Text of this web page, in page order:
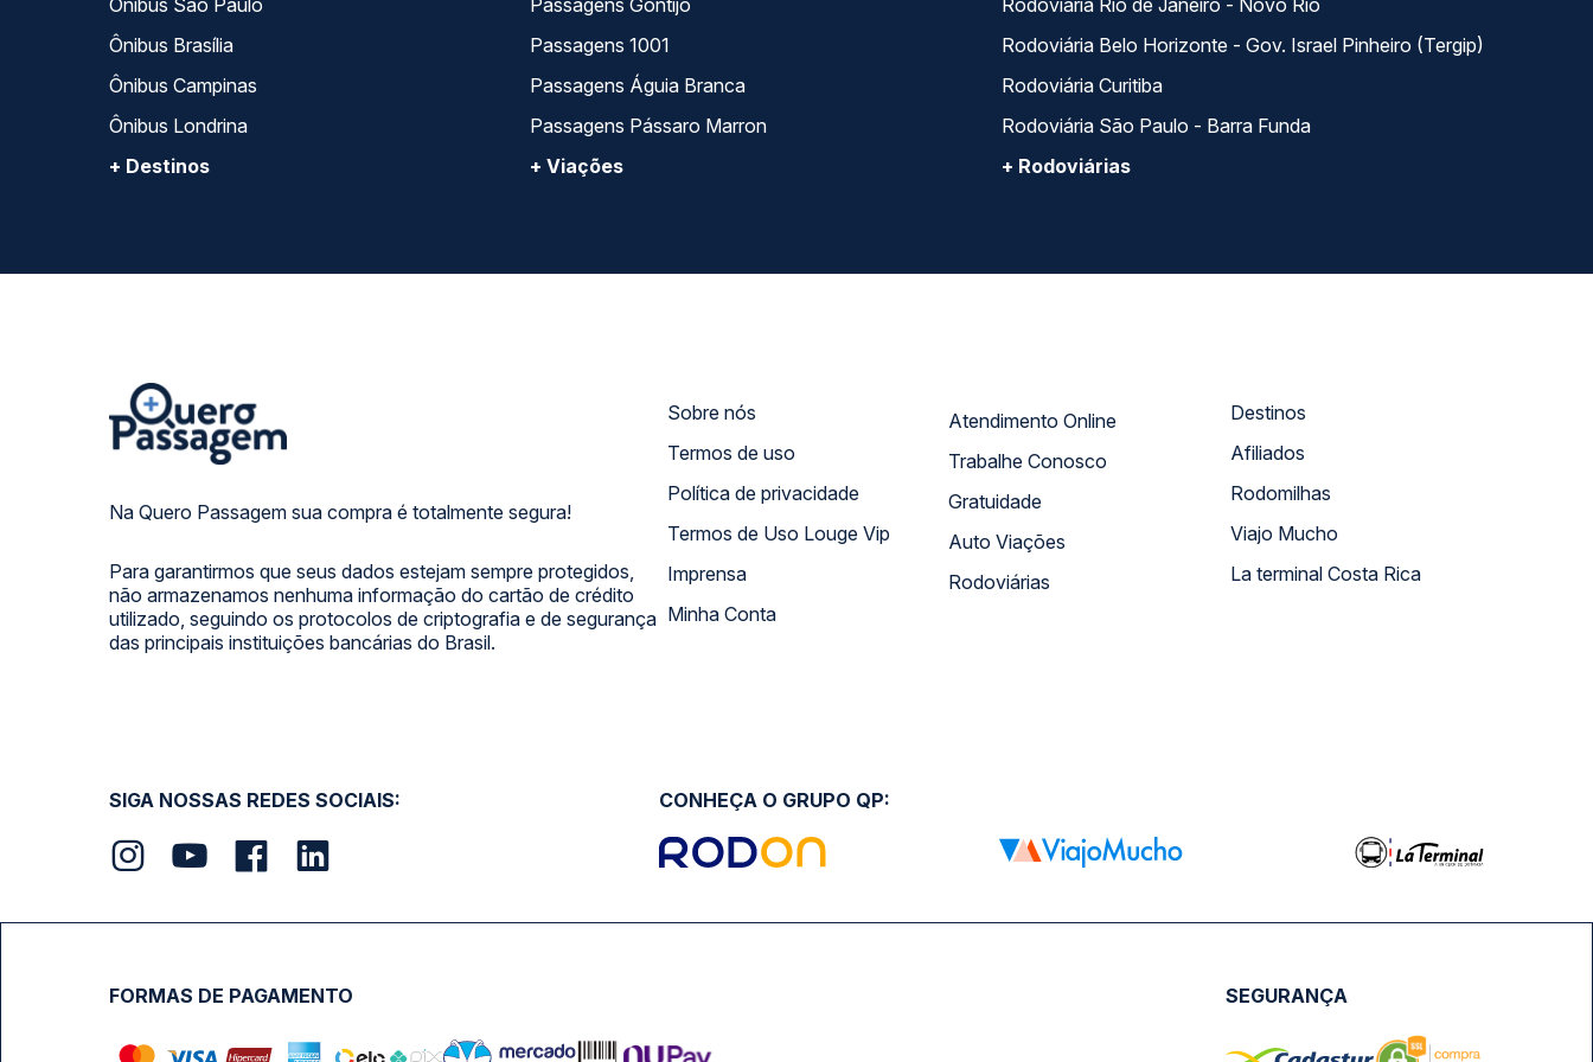
Ônibus São Paulo
Ônibus Brasília
Ônibus Campinas
Ônibus Londrina
+ Destinos
Passagens Gontijo
Passagens 1001
Passagens Águia Branca
Passagens Pássaro Marron
+ Viações
Rodoviária Rio de Janeiro - Novo Rio
Rodoviária Belo Horizonte - Gov. Israel Pinheiro (Tergip)
Rodoviária Curitiba
Rodoviária São Paulo - Barra Funda
+ Rodoviárias
Na Quero Passagem sua compra é totalmente segura!
Para garantirmos que seus dados estejam sempre protegidos,
não armazenamos nenhuma informação do cartão de crédito
utilizado, seguindo os protocolos de criptografia e de segurança
das principais instituições bancárias do Brasil.
Sobre nós
Termos de uso
Política de privacidade
Termos de Uso Louge Vip
Imprensa
Minha Conta
Atendimento Online
Trabalhe Conosco
Gratuidade
Auto Viações
Rodoviárias
Destinos
Afiliados
Rodomilhas
Viajo Mucho
La terminal Costa Rica
SIGA NOSSAS REDES SOCIAIS: CONHEÇA O GRUPO QP:
FORMAS DE PAGAMENTO SEGURANÇA